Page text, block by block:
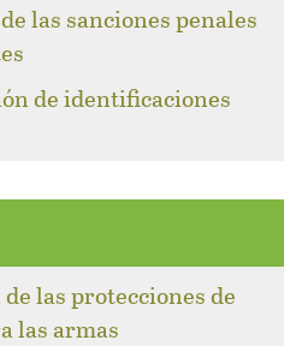
las sanciones penales
de identificaciones
las protecciones de
las armas